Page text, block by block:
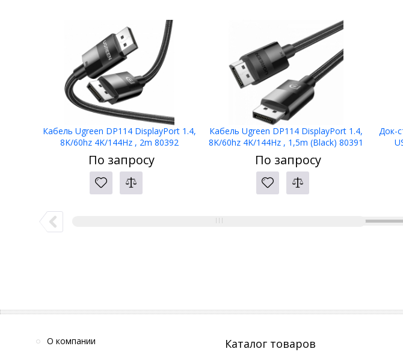
Кабель Ugreen DP114 DisplayPort 1.4,
8K/60hz 4K/144Hz , 2m 80392
По запросу
Кабель Ugreen DP114 DisplayPort 1.4,
8K/60hz 4K/144Hz , 1,5m (Black) 80391
По запросу
Док-
О компании
Каталог товаров